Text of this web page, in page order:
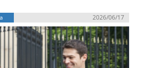
2026/06/17